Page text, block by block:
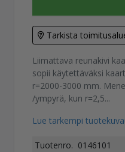
Tarkista
Liimattava reunakivi
sopii käytettäväksi
r=2000-3000 mm.
/ympyrä, kun r=2,5...
Lue tarkempi
Tuotenro. 0146101